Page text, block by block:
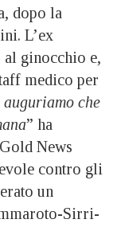
dopo la
L’ex
al ginocchio e,
medico per
auguriamo che
” ha
News
contro gli
un
Sirri-